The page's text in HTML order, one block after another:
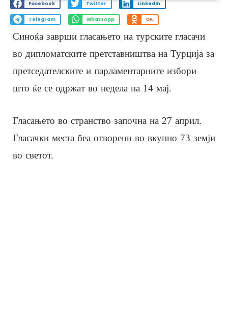
Facebook Twitter LinkedIn
Telegram WhatsApp OK
Синоќа заврши гласањето на турските гласачи
во дипломатските претставништва на Турција за
претседателските и парламентарните избори
што ќе се одржат во недела на 14 мај.
Гласањето во странство започна на 27 април.
Гласачки места беа отворени во вкупно 73 земји
во светот.